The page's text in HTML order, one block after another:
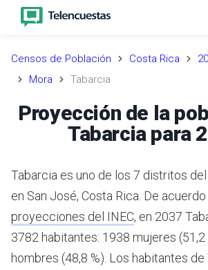
Censos de Población Costa Rica
Mora
Tabarcia
Proyección de la
Tabarcia para
Tabarcia es uno de los 7 distritos
en San José, Costa Rica. De
proyecciones del INEC, en 2037
3782 habitantes: 1938 mujeres
hombres (48,8 %). Los habitantes de